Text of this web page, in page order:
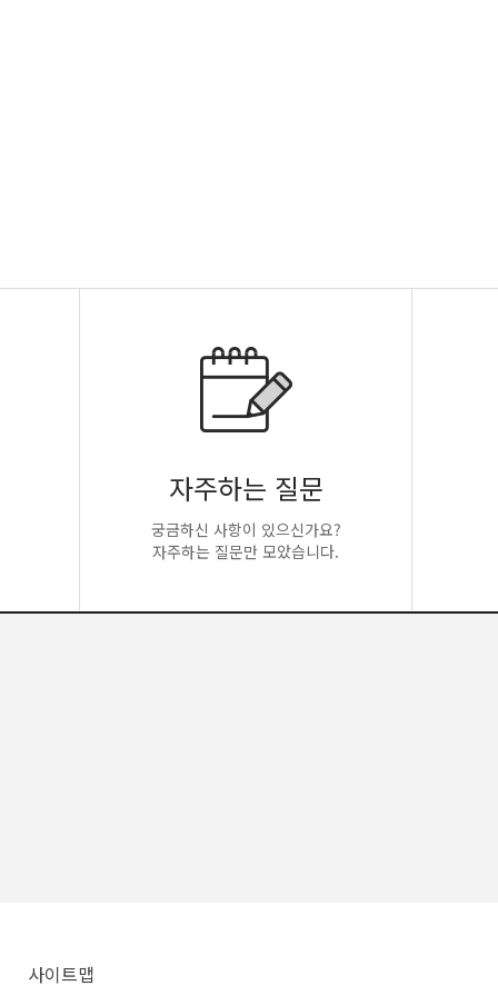
자주하는 질문
궁금하신 사항이 있으신가요?
자주하는 질문만 모았습니다.
사이트맵